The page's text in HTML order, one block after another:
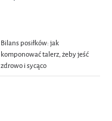
Bilans posiłków: jak
komponować talerz, żeby jeść
zdrowo i sycąco